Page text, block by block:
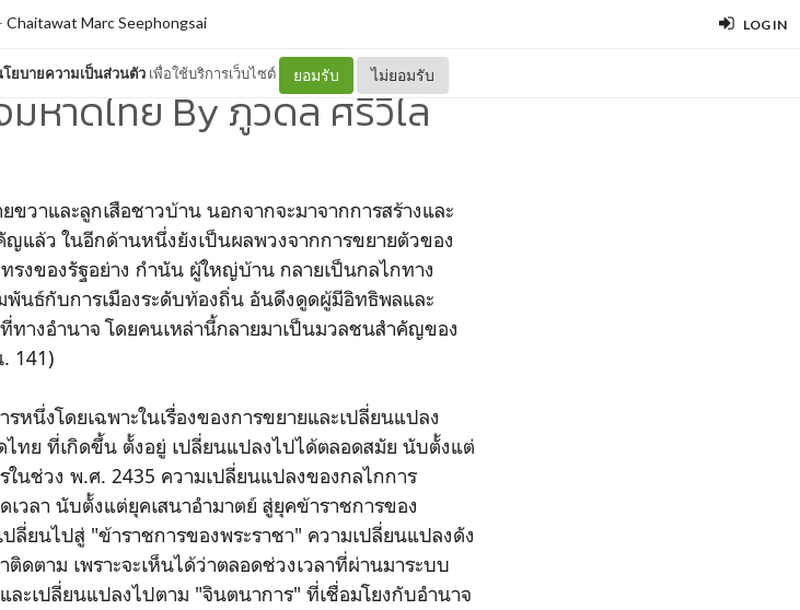
LOG IN
ยบายความเป็นส่วนตัว เพื่อใช้บริการเว็บไซต์ ยอมรับ ไม่ยอมรับ
Chaitawat Marc Seephongsai
มหาดไทย By ภูวดล ศรีวิไล
วาและลูกเสือชาวบ้าน นอกจากจะมาจากการสร้างและ
แล้ว ในอีกด้านหนึ่งยังเป็นผลพวงจากการขยายตัวของ
รงของรัฐอย่าง กำนัน ผู้ใหญ่บ้าน กลายเป็นกลไกทาง
นธ์กับการเมืองระดับท้องถิ่น อันดึงดูดผู้มีอิทธิพลและ
างอำนาจ โดยคนเหล่านี้กลายมาเป็นมวลชนสำคัญของ
141)
หนึ่งโดยเฉพาะในเรื่องของการขยายและเปลี่ยนแปลง
ทย ที่เกิดขึ้น ตั้งอยู่ เปลี่ยนแปลงไปได้ตลอดสมัย นับตั้งแต่
นช่วง พ.ศ. 2435 ความเปลี่ยนแปลงของกลไกการ
วลา นับตั้งแต่ยุคเสนาอำมาตย์ สู่ยุคข้าราชการของ
ยนไปสู่ "ข้าราชการของพระราชา" ความเปลี่ยนแปลงดัง
ดตาม เพราะจะเห็นได้ว่าตลอดช่วงเวลาที่ผ่านมาระบบ
ะเปลี่ยนแปลงไปตาม "จินตนาการ" ที่เชื่อมโยงกับอำนาจ